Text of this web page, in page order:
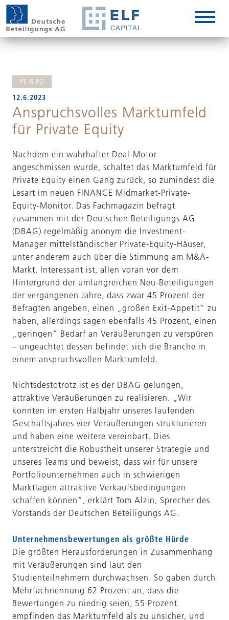
PE & PD
12.6.2023
Anspruchsvolles Marktumfeld
für Private Equity
Nachdem ein wahrhafter Deal-Motor
angeschmissen wurde, schaltet das Marktumfeld für
Private Equity einen Gang zurück, so zumindest die
Lesart im neuen FINANCE Midmarket-Private-
Equity-Monitor. Das Fachmagazin befragt
zusammen mit der Deutschen Beteiligungs AG
(DBAG) regelmäßig anonym die Investment-
Manager mittelständischer Private-Equity-Häuser,
unter anderem auch über die Stimmung am M&A-
Markt. Interessant ist, allen voran vor dem
Hintergrund der umfangreichen Neu-Beteiligungen
der vergangenen Jahre, dass zwar 45 Prozent der
Befragten angeben, einen „großen Exit-Appetit“ zu
haben, allerdings sagen ebenfalls 45 Prozent, einen
„geringen“ Bedarf an Veräußerungen zu verspüren
– ungeachtet dessen befindet sich die Branche in
einem anspruchsvollen Marktumfeld.
Nichtsdestotrotz ist es der DBAG gelungen,
attraktive Veräußerungen zu realisieren. „Wir
konnten im ersten Halbjahr unseres laufenden
Geschäftsjahres vier Veräußerungen strukturieren
und haben eine weitere vereinbart. Dies
unterstreicht die Robustheit unserer Strategie und
unseres Teams und beweist, dass wir für unsere
Portfoliounternehmen auch in schwierigen
Marktlagen attraktive Verkaufsbedingungen
schaffen können“, erklärt Tom Alzin, Sprecher des
Vorstands der Deutschen Beteiligungs AG.
Unternehmensbewertungen als größte Hürde
Die größten Herausforderungen in Zusammenhang
mit Veräußerungen sind laut den
Studienteilnehmern durchwachsen. So gaben durch
Mehrfachnennung 62 Prozent an, dass die
Bewertungen zu niedrig seien, 55 Prozent
empfinden das Marktumfeld als zu unsicher, und